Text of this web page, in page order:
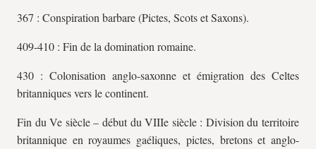
367 : Conspiration barbare (Pictes, Scots et Saxons).
409-410 : Fin de la domination romaine.
430 : Colonisation anglo-saxonne et émigration des Celtes
britanniques vers le continent.
Fin du Ve siècle – début du VIIIe siècle : Division du territoire
britannique en royaumes gaéliques, pictes, bretons et anglo-